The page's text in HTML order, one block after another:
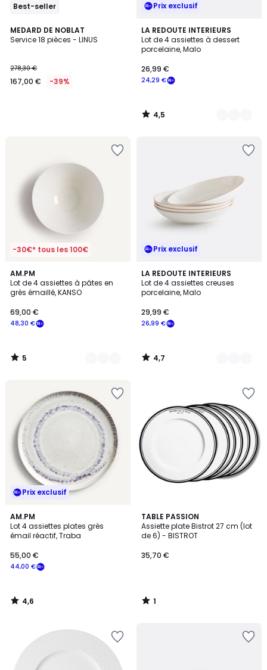
Best-seller
MEDARD DE NOBLAT
Service 18 pièces - LINUS
278,30 €
167,00 € -39%
Prix exclusif
LA REDOUTE INTERIEURS
Lot de 4 assiettes à dessert
porcelaine, Malo
24,29 €
26,99 €
4,5
/ 5
3
Couleurs
4,5
/
-30€* tous les 100€
AM.PM
Lot de 4 assiettes à pâtes en
grès émaillé, KANSO
48,30 €
69,00 €
5
/
5
3
Couleurs
5
/
Prix exclusif
LA REDOUTE INTERIEURS
Lot de 4 assiettes creuses
porcelaine, Malo
26,99 €
29,99 €
4,7
/ 5
2
Couleurs
4,7
/
Prix exclusif
AM.PM
Lot 4 assiettes plates grès
émail réactif, Traba
44,00 €
55,00 €
4,6
/ 5
4,6
/
TABLE PASSION
Assiette plate Bistrot 27 cm (lot
de 6) - BISTROT
35,70 €
1
/
5
1
/